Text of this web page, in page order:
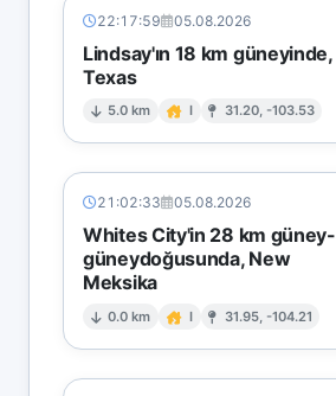
22:17:59 05.08.2026
Lindsay'ın 18 km güneyinde,
Texas
5.0 km I 31.20, -103.53
21:02:33 05.08.2026
Whites City'in 28 km güney-
güneydoğusunda, New
Meksika
0.0 km I 31.95, -104.21